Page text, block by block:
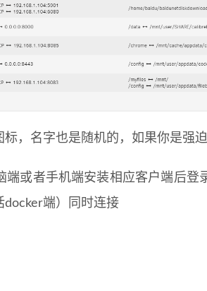
，名字也是随机的，如果你是强
或者手机端安装相应客户端后登
docker端）同时连接